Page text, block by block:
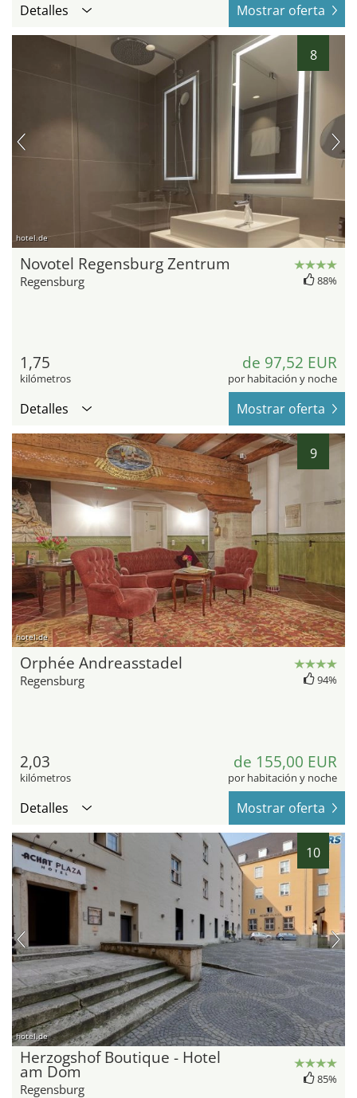
Detalles Mostrar oferta
8
hotel.de
Novotel Regensburg Zentrum
Regensburg 88%
1,75
kilómetros
de 97,52 EUR
por habitación y noche
Detalles Mostrar oferta
9
hotel.de
Orphée Andreasstadel
Regensburg 94%
2,03
kilómetros
de 155,00 EUR
por habitación y noche
Detalles Mostrar oferta
10
hotel.de
Herzogshof Boutique - Hotel
am Dom
Regensburg
85%